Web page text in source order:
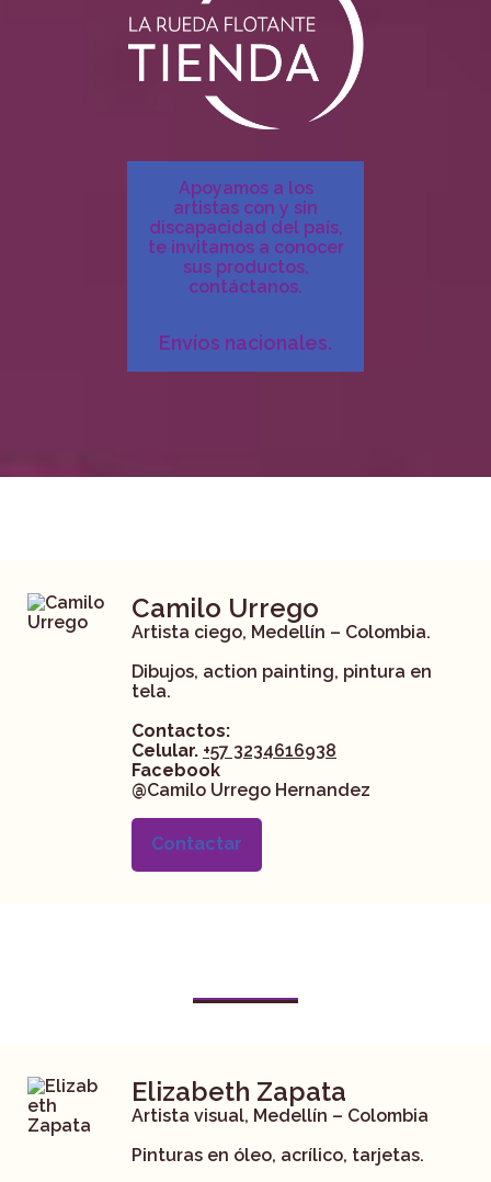
Apoyamos a los
artistas con y sin
discapacidad del país,
te invitamos a conocer
sus productos,
contáctanos.
Envíos nacionales.
Camilo Urrego
Artista ciego, Medellín – Colombia.
Dibujos, action painting, pintura en
tela.
Contactos:
Celular. +57 3234616938
Facebook
@Camilo Urrego Hernandez
Contactar
Elizabeth Zapata
Artista visual, Medellín – Colombia
Pinturas en óleo, acrílico, tarjetas.